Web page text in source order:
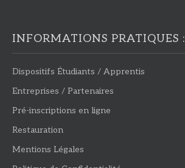
INFORMATIONS PRATIQUES :
Dispositifs Étudiants / Apprentis
Entreprises / Partenaires
Pré-inscriptions en ligne
Restauration
Mentions Légales